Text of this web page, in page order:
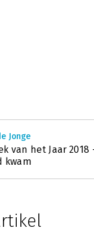
Jonge
van het Jaar 2018
kwam